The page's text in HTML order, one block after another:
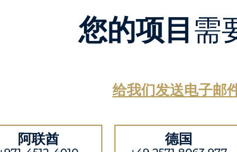
您的项目 需
给我们发送电子邮
阿联酋 德国